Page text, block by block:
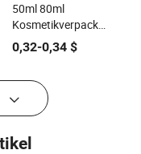
50ml 80ml
Kosmetikverpackung
Hautpflegebehälter
Schraubverschluss
Vakuumpumpen
Foundation Serum
Lotion Flasche
0,32-0,34$